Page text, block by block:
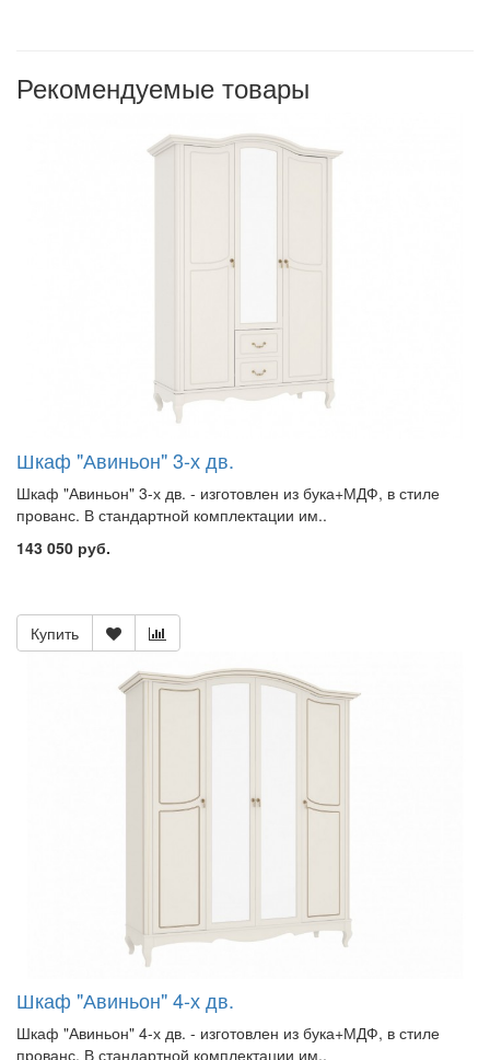
Рекомендуемые товары
Шкаф "Авиньон" 3-х дв.
Шкаф "Авиньон" 3-х дв. - изготовлен из бука+МДФ, в стиле
прованс. В стандартной комплектации им..
143 050 руб.
Купить
Шкаф "Авиньон" 4-х дв.
Шкаф "Авиньон" 4-х дв. - изготовлен из бука+МДФ, в стиле
прованс. В стандартной комплектации им..